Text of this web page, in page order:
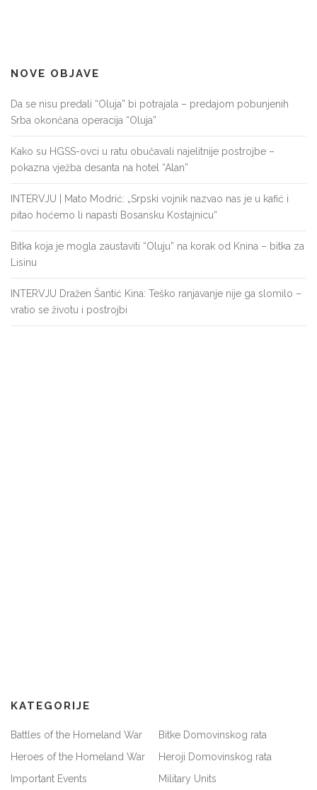
NOVE OBJAVE
Da se nisu predali “Oluja” bi potrajala – predajom pobunjenih
Srba okončana operacija “Oluja”
Kako su HGSS-ovci u ratu obučavali najelitnije postrojbe –
pokazna vježba desanta na hotel “Alan”
INTERVJU | Mato Modrić: „Srpski vojnik nazvao nas je u kafić i
pitao hoćemo li napasti Bosansku Kostajnicu“
Bitka koja je mogla zaustaviti “Oluju” na korak od Knina – bitka za
Lisinu
INTERVJU Dražen Šantić Kina: Teško ranjavanje nije ga slomilo –
vratio se životu i postrojbi
KATEGORIJE
Battles of the Homeland War
Bitke Domovinskog rata
Heroes of the Homeland War
Heroji Domovinskog rata
Important Events
Military Units